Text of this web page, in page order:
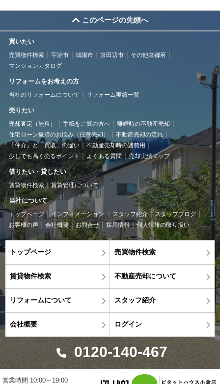
このページの先頭へ
買いたい
売買物件検索 宇治市 城陽市 京田辺市
その他京都府
マンションカタログ
リフォームをお考えの方
当社のリフォームについて リフォーム実績一覧
売りたい
売却査定（無料） 手紙をご覧の方へ
離婚時の不動産売却
住宅ローン返済のお悩み（任意売却）
不動産売却の流れ
「仲介」と「買取」の違い
不動産売却時の諸費用
少しでも高く売るポイント
よくある質問 売却実績マップ
借りたい・貸したい
賃貸物件検索 賃貸管理について
当社について
トップページ インフォメーション スタッフ紹介
スタッフブログ
お客様の声
会社概要 お問合せ 採用情報 個人情報の取り扱い
トップページ 売買物件検索
賃貸物件検索 不動産売却について
リフォームについて スタッフ紹介
会社概要 ログイン
0120-140-467
営業時間 10:00～19:00